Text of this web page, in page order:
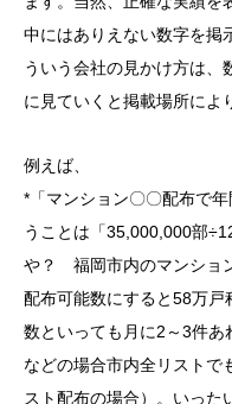
中にはありえない数字を掲
ういう会社の見かけ方は、
に見ていくと掲載場所によ
例えば、
*「マンション〇〇配布で
うことは「35,000,000部
や？ 福岡市内のマンショ
配布可能数にすると58万戸
数といっても月に2～3件
などの場合市内全リストで
スト配布の場合）。いった